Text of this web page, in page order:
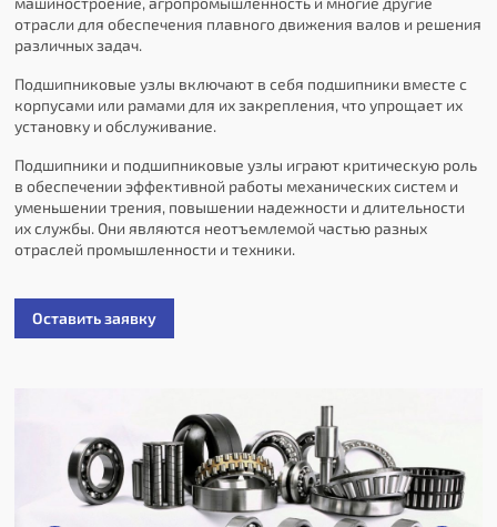
отрасли для обеспечения плавного движения валов и решения
различных задач.
Подшипниковые узлы включают в себя подшипники вместе с
корпусами или рамами для их закрепления, что упрощает их
установку и обслуживание.
Подшипники и подшипниковые узлы играют критическую роль
в обеспечении эффективной работы механических систем и
уменьшении трения, повышении надежности и длительности
их службы. Они являются неотъемлемой частью разных
отраслей промышленности и техники.
Оставить заявку